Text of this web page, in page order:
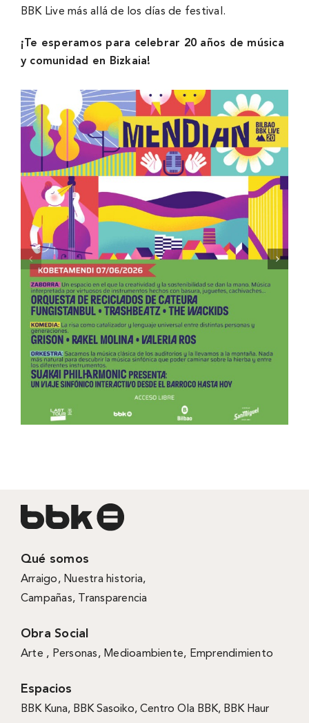
BBK Live más allá de los días de festival.
¡Te esperamos para celebrar 20 años de música
y comunidad en Bizkaia!
Qué somos
Arraigo, Nuestra historia,
Campañas, Transparencia
Obra Social
Arte , Personas, Medioambiente, Emprendimiento
Espacios
BBK Kuna, BBK Sasoiko, Centro Ola BBK, BBK Haur